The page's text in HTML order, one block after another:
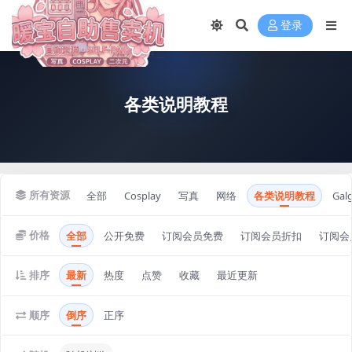
登录
各类说明教程
所有资源 全部 Cosplay 写真 网络 各类说明教程
价格 全部 公开免费 订阅会员免费 订阅会员折扣 订阅
排序 最新 热度 点赞 收藏 最近更新
顺序 倒序 正序